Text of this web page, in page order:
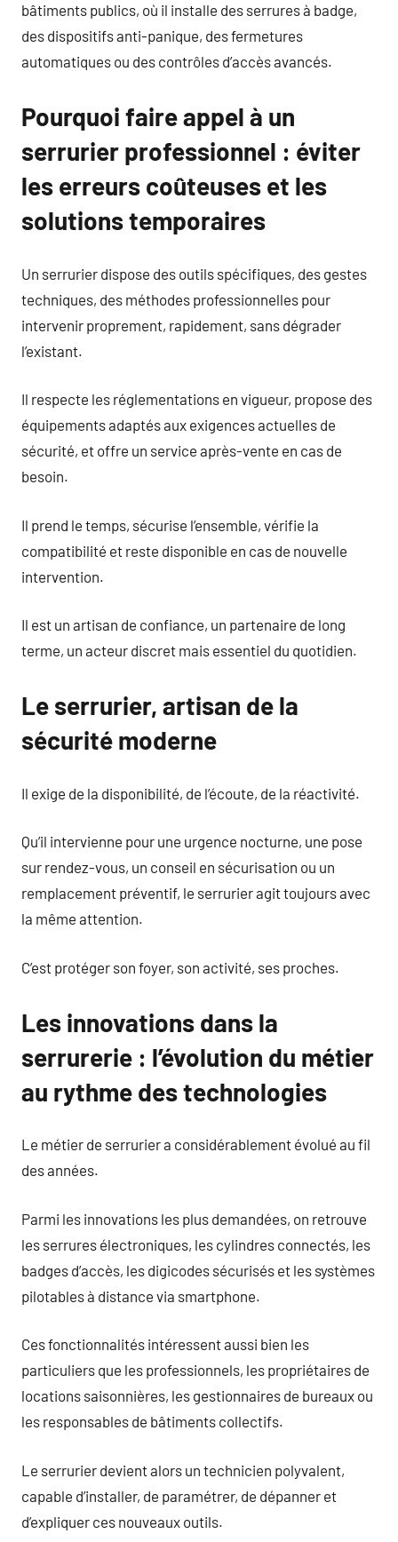
bâtiments publics, où il installe des serrures à badge,
des dispositifs anti-panique, des fermetures
automatiques ou des contrôles d’accès avancés.
Pourquoi faire appel à un
serrurier professionnel : éviter
les erreurs coûteuses et les
solutions temporaires
Un serrurier dispose des outils spécifiques, des gestes
techniques, des méthodes professionnelles pour
intervenir proprement, rapidement, sans dégrader
l’existant.
Il respecte les réglementations en vigueur, propose des
équipements adaptés aux exigences actuelles de
sécurité, et offre un service après-vente en cas de
besoin.
Il prend le temps, sécurise l’ensemble, vérifie la
compatibilité et reste disponible en cas de nouvelle
intervention.
Il est un artisan de confiance, un partenaire de long
terme, un acteur discret mais essentiel du quotidien.
Le serrurier, artisan de la
sécurité moderne
Il exige de la disponibilité, de l’écoute, de la réactivité.
Qu’il intervienne pour une urgence nocturne, une pose
sur rendez-vous, un conseil en sécurisation ou un
remplacement préventif, le serrurier agit toujours avec
la même attention.
C’est protéger son foyer, son activité, ses proches.
Les innovations dans la
serrurerie : l’évolution du métier
au rythme des technologies
Le métier de serrurier a considérablement évolué au fil
des années.
Parmi les innovations les plus demandées, on retrouve
les serrures électroniques, les cylindres connectés, les
badges d’accès, les digicodes sécurisés et les systèmes
pilotables à distance via smartphone.
Ces fonctionnalités intéressent aussi bien les
particuliers que les professionnels, les propriétaires de
locations saisonnières, les gestionnaires de bureaux ou
les responsables de bâtiments collectifs.
Le serrurier devient alors un technicien polyvalent,
capable d’installer, de paramétrer, de dépanner et
d’expliquer ces nouveaux outils.